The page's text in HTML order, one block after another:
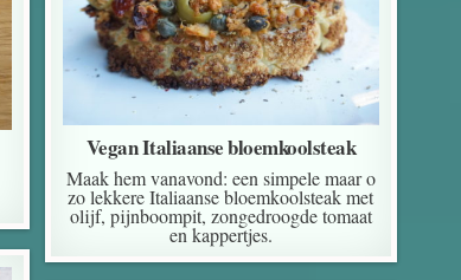
Vegan Italiaanse bloemkoolsteak
Maak hem vanavond: een simpele maar o
zo lekkere Italiaanse bloemkoolsteak met
olijf, pijnboompit, zongedroogde tomaat
en kappertjes.